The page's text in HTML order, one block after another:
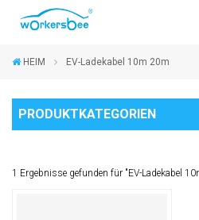
HEIM EV-Ladekabel 10m 20m
PRODUKTKATEGORIEN
1 Ergebnisse gefunden für "EV-Ladekabel